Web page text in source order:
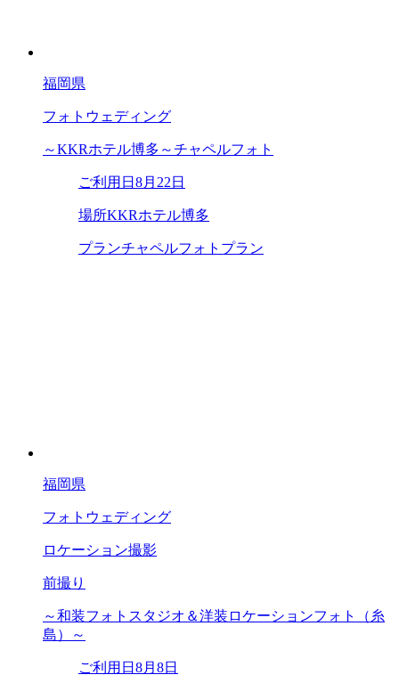
福岡県
フォトウェディング
～KKRホテル博多～チャペルフォト
ご利用日 8月22日
場所KKRホテル博多
プランチャペルフォトプラン
福岡県
フォトウェディング
ロケーション撮影
前撮り
～和装フォトスタジオ＆洋装ロケーションフォト（糸
島）～
ご利用日 8月8日